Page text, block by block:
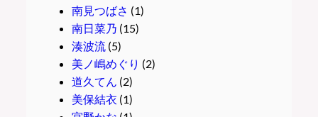
南見つばさ (1)
南日菜乃 (15)
湊波流(5)
美ノ嶋めぐり (2)
道久てん (2)
美保結衣 (1)